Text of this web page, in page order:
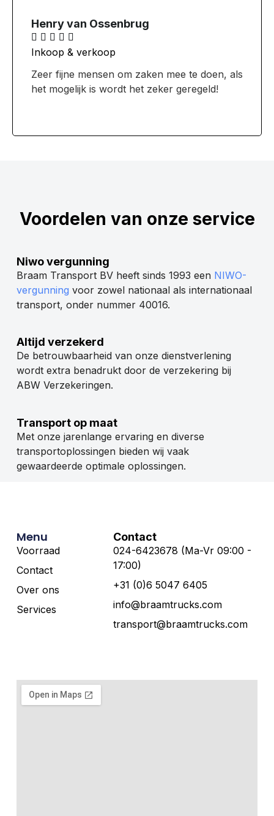
Henry van Ossenbrug
    
Inkoop & verkoop
Zeer fijne mensen om zaken mee te doen, als
het mogelijk is wordt het zeker geregeld!
Voordelen van onze service
Niwo vergunning
Braam Transport BV heeft sinds 1993 een NIWO-
vergunning voor zowel nationaal als internationaal
transport, onder nummer 40016.
Altijd verzekerd
De betrouwbaarheid van onze dienstverlening
wordt extra benadrukt door de verzekering bij
ABW Verzekeringen.
Transport op maat
Met onze jarenlange ervaring en diverse
transportoplossingen bieden wij vaak
gewaardeerde optimale oplossingen.
Menu
Voorraad
Contact
Over ons
Services
Contact
024-6423678 (Ma-Vr 09:00 -
17:00)
+31 (0)6 5047 6405
info@braamtrucks.com
transport@braamtrucks.com